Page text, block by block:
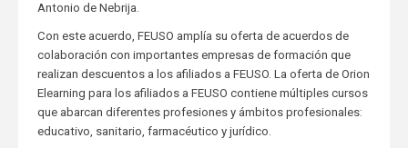
Antonio de Nebrija.
Con este acuerdo, FEUSO amplía su oferta de acuerdos de
colaboración con importantes empresas de formación que
realizan descuentos a los afiliados a FEUSO. La oferta de Orion
Elearning para los afiliados a FEUSO contiene múltiples cursos
que abarcan diferentes profesiones y ámbitos profesionales:
educativo, sanitario, farmacéutico y jurídico.